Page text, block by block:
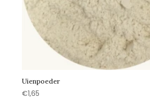
Uienpoeder
€1,65